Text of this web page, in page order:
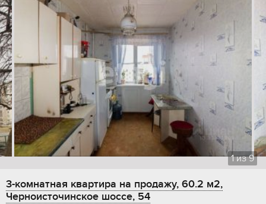
1из9
3-комнатная квартира на продажу, 60.2 м2,
Черноисточинское шоссе, 54